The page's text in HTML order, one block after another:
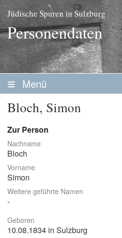
Jüdische Spuren in Sulzburg
Personendaten
Menü
Startseite
Personen
Personenliste
Familien
Vereine / Stiftungen
Stadtrundgang
Bloch, Simon
Zur Person
Nachname
Bloch
Vorname
Simon
Weitere geführte Namen
Geboren
10.08.1834 in Sulzburg